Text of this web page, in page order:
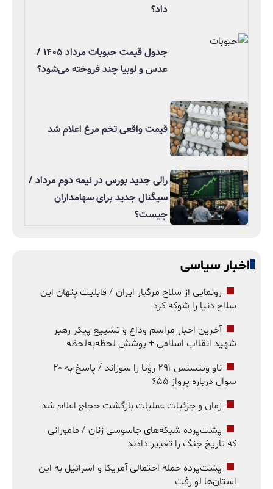
داد؟
جدول قیمت حبوبات مرداد ۱۴۰۵ /
عدس و لوبیا چند فروخته می‌شود؟
قیمت واقعی تخم مرغ اعلام شد
رالی جدید بورس در نیمه دوم مرداد /
سیگنال جدید برای سهامداران
چیست؟
اخبار سیاسی
رونمایی از سلاح مرگبار ایران / قابلیت پنهان این
سلاح دنیا را شوکه کرد
آخرین اخبار مراسم وداع و تشییع پیکر رهبر
شهید انقلاب اسلامی + پوشش لحظه‌به‌لحظه
ناو وینسنس ۲۹۱ رؤیا را سوزاند / پاسخ به ۲۰
سوال درباره پرواز ۶۵۵
زمان و جزئیات عملیات بازگشت حجاج اعلام شد
پشت‌پرده شبکه‌های جاسوسی زنان / مامورانی
که تاریخ جنگ را تغییر دادند
پشت‌پرده حمله احتمالی آمریکا و اسرائیل به این
استان‌ها لو رفت